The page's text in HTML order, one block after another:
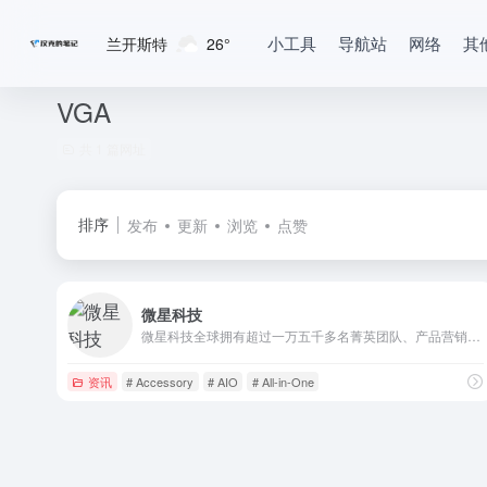
兰开斯特 26° 小工具 导航站 网络 其
VGA
排序 发布 更新 浏览 点赞
微星科技
资讯 # Accessory # AIO # All-in-One